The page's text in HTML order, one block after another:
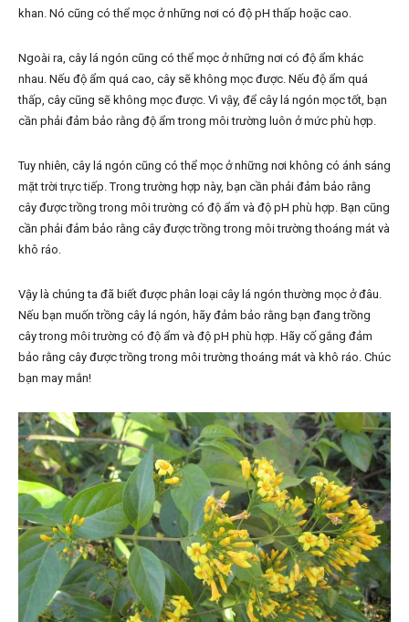
khan. Nó cũng có thể mọc ở những nơi có độ pH thấp hoặc cao.
Ngoài ra, cây lá ngón cũng có thể mọc ở những nơi có độ ẩm khác
nhau. Nếu độ ẩm quá cao, cây sẽ không mọc được. Nếu độ ẩm quá
thấp, cây cũng sẽ không mọc được. Vì vậy, để cây lá ngón mọc tốt, bạn
cần phải đảm bảo rằng độ ẩm trong môi trường luôn ở mức phù hợp.
Tuy nhiên, cây lá ngón cũng có thể mọc ở những nơi không có ánh sáng
mặt trời trực tiếp. Trong trường hợp này, bạn cần phải đảm bảo rằng
cây được trồng trong môi trường có độ ẩm và độ pH phù hợp. Bạn cũng
cần phải đảm bảo rằng cây được trồng trong môi trường thoáng mát và
khô ráo.
Vậy là chúng ta đã biết được phân loại cây lá ngón thường mọc ở đâu.
Nếu bạn muốn trồng cây lá ngón, hãy đảm bảo rằng bạn đang trồng
cây trong môi trường có độ ẩm và độ pH phù hợp. Hãy cố gắng đảm
bảo rằng cây được trồng trong môi trường thoáng mát và khô ráo. Chúc
bạn may mắn!